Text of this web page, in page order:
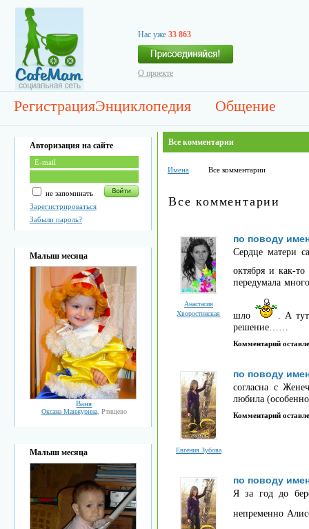
Нас уже 33 863
О проекте
РегистрацияЭнциклопедия Общение
Авторизация на сайте
не запоминать
Зарегистрироваться
Забыли пароль?
Малыш месяца
Ваня
Оксана Манжурина, Ртищево
Малыш месяца
Все комментарии
Имена Все комментарии
Все комментарии
Анастасия
Хворостянская
по поводу
Сердце матери
октября и как-
передумала
шло
. А
решение……
Комментарий
Евгения Зубова
по поводу
согласна с
любила
Комментарий
по поводу
Я за год до
непременно